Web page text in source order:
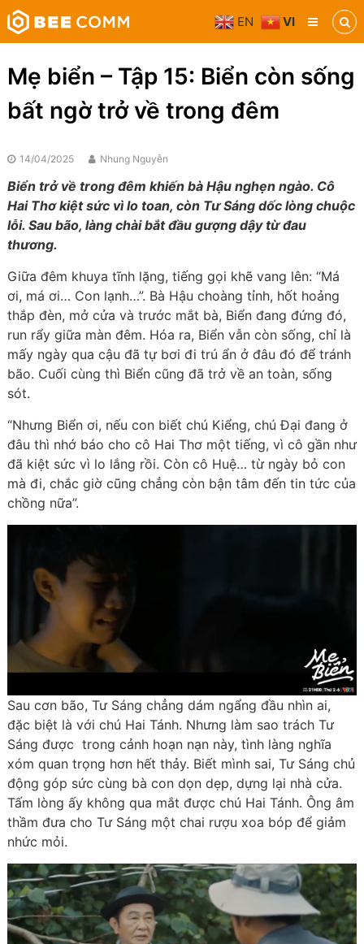
Skip
to
content
Bee
Comm
thông
phương
tiện
Mẹ biển – Tập 15: Biển còn sống
bất ngờ trở về trong đêm
14/04/2025 Nhung Nguyễn
Biển trở về trong đêm khiến bà Hậu nghẹn ngào. Cô
Hai Thơ kiệt sức vì lo toan, còn Tư Sáng dốc lòng chuộc
lỗi. Sau bão, làng chài bắt đầu gượng dậy từ đau
thương.
Giữa đêm khuya tĩnh lặng, tiếng gọi khẽ vang lên: “Má
ơi, má ơi… Con lạnh…”. Bà Hậu choàng tỉnh, hốt hoảng
thắp đèn, mở cửa và trước mắt bà, Biển đang đứng đó,
run rẩy giữa màn đêm. Hóa ra, Biển vẫn còn sống, chỉ là
mấy ngày qua cậu đã tự bơi đi trú ẩn ở đâu đó để tránh
bão. Cuối cùng thì Biển cũng đã trở về an toàn, sống
sót.
“Nhưng Biển ơi, nếu con biết chú Kiểng, chú Đại đang ở
đâu thì nhớ báo cho cô Hai Thơ một tiếng, vì cô gần như
đã kiệt sức vì lo lắng rồi. Còn cô Huệ… từ ngày bỏ con
mà đi, chắc giờ cũng chẳng còn bận tâm đến tin tức của
chồng nữa”.
Sau cơn bão, Tư Sáng chẳng dám ngẩng đầu nhìn ai,
đặc biệt là với chú Hai Tánh. Nhưng làm sao trách Tư
Sáng được trong cảnh hoạn nạn này, tình làng nghĩa
xóm quan trọng hơn hết thảy. Biết mình sai, Tư Sáng chủ
động góp sức cùng bà con dọn dẹp, dựng lại nhà cửa.
Tấm lòng ấy không qua mắt được chú Hai Tánh. Ông âm
thầm đưa cho Tư Sáng một chai rượu xoa bóp để giảm
nhức mỏi.
EN VI